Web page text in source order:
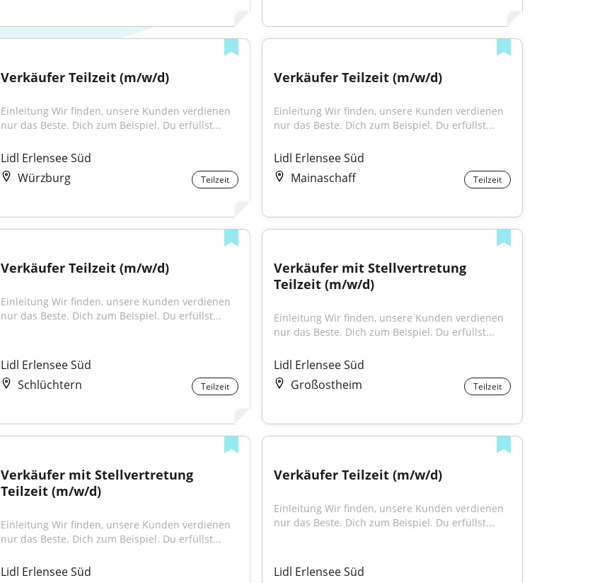
Verkäufer Teilzeit (m/w/d)
Einleitung Wir finden, unsere Kunden verdienen
nur das Beste. Dich zum Beispiel. Du erfüllst...
Lidl Erlensee Süd
Würzburg
Teilzeit
Verkäufer Teilzeit (m/w/d)
Einleitung Wir finden, unsere Kunden verdienen
nur das Beste. Dich zum Beispiel. Du erfüllst...
Lidl Erlensee Süd
Mainaschaff
Teilzeit
Verkäufer Teilzeit (m/w/d)
Einleitung Wir finden, unsere Kunden verdienen
nur das Beste. Dich zum Beispiel. Du erfüllst...
Lidl Erlensee Süd
Schlüchtern
Teilzeit
Verkäufer mit Stellvertretung
Teilzeit (m/w/d)
Einleitung Wir finden, unsere Kunden verdienen
nur das Beste. Dich zum Beispiel. Du erfüllst...
Lidl Erlensee Süd
Großostheim
Teilzeit
Verkäufer mit Stellvertretung
Teilzeit (m/w/d)
Einleitung Wir finden, unsere Kunden verdienen
nur das Beste. Dich zum Beispiel. Du erfüllst...
Lidl Erlensee Süd
Verkäufer Teilzeit (m/w/d)
Einleitung Wir finden, unsere Kunden verdienen
nur das Beste. Dich zum Beispiel. Du erfüllst...
Lidl Erlensee Süd